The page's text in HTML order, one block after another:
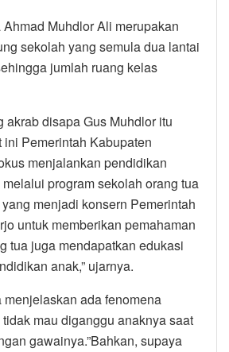
Muhdlor Ali merupakan
sekolah yang semula dua lantai
jumlah ruang kelas
akrab disapa Gus Muhdlor itu
ini Pemerintah Kabupaten
menjalankan pendidikan
program sekolah orang tua
yang menjadi konsern Pemerintah
untuk memberikan pemahaman
tua juga mendapatkan edukasi
anak,” ujarnya.
ada fenomena
mau diganggu anaknya saat
gawainya.”Bahkan, supaya